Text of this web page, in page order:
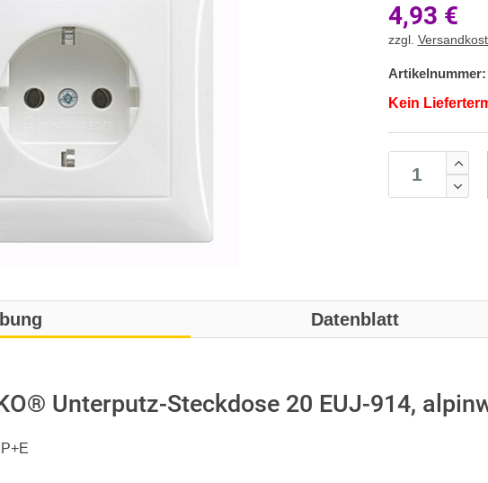
4,93 €
zzgl.
Artikelnummer:
Kein
Datenblatt
Unterputz-Steckdose 20 EUJ-914,